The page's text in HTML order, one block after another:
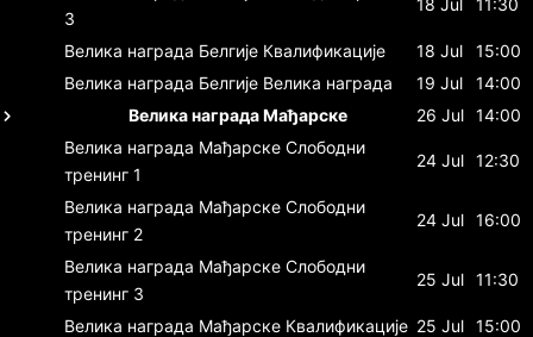
3
Велика награда Белгије Квалификације 18 Jul
15:00
Велика награда Белгије Велика награда 19 Jul
14:00
Велика награда Мађарске
26 Jul 14:00
Велика награда Мађарске Слободни
тренинг 1
24 Jul 12:30
Велика награда Мађарске Слободни
тренинг 2
24 Jul 16:00
Велика награда Мађарске Слободни
тренинг 3
25 Jul 11:30
Велика награда Мађарске Квалификације 25 Jul 15:00